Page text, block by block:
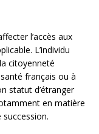
l’accès aux
L’individu
citoyenneté
français ou à
statut d’étranger
en matière